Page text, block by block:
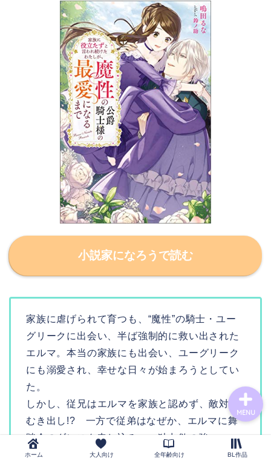
小説家になろうで読む
家族に虐げられて育つも、“魔性”の騎士・ユー
グリークに出会い、半ば強制的に救い出された
エルマ。本当の家族にも出会い、ユーグリーク
にも溺愛され、幸せな日々が始まろうとしてい
た。
しかし、従兄はエルマを家族と認めず、敵対心
むき出し!? 一方で従弟はなぜか、エルマに舞
踏会のダンスを申し込み……独占欲の強いユー
グリークは嫉妬心むき出しに――!?
ホーム 大人向け 全年齢向け BL作品
MENU
bl-novel
tl-novel